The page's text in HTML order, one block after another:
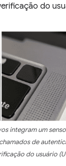
do
integram um
de
do usuário